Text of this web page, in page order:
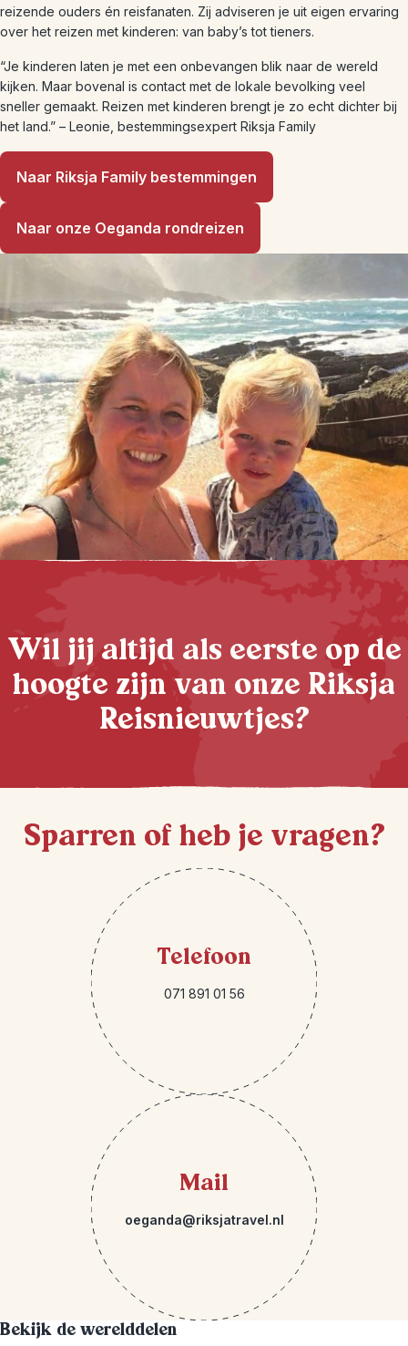
reizende ouders én reisfanaten. Zij adviseren je uit eigen ervaring
over het reizen met kinderen: van baby’s tot tieners.
“Je kinderen laten je met een onbevangen blik naar de wereld
kijken. Maar bovenal is contact met de lokale bevolking veel
sneller gemaakt. Reizen met kinderen brengt je zo echt dichter bij
het land.” – Leonie, bestemmingsexpert Riksja Family
Naar Riksja Family bestemmingen
Naar onze Oeganda rondreizen
Wil jij altijd als eerste op de
hoogte zijn van onze Riksja
Reisnieuwtjes?
Sparren of heb je vragen?
Telefoon
071 891 01 56
Mail
oeganda@riksjatravel.nl
Bekijk de werelddelen